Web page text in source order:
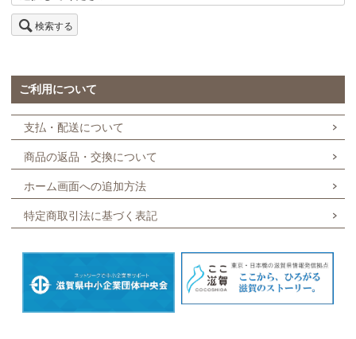
検索する
ご利用について
支払・配送について
商品の返品・交換について
ホーム画面への追加方法
特定商取引法に基づく表記